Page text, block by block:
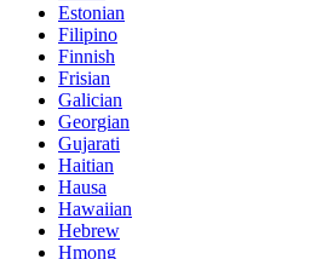
Estonian
Filipino
Finnish
Frisian
Galician
Georgian
Gujarati
Haitian
Hausa
Hawaiian
Hebrew
Hmong